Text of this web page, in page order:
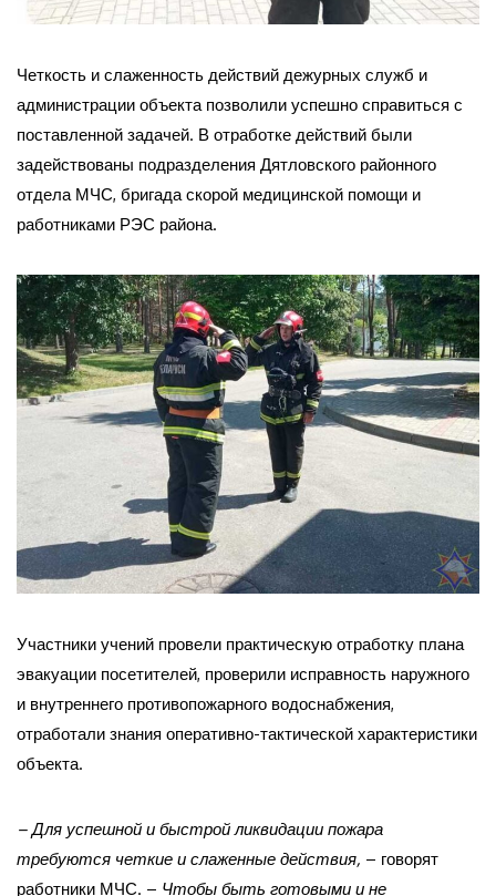
Четкость и слаженность действий дежурных служб и
администрации объекта позволили успешно справиться с
поставленной задачей. В отработке действий были
задействованы подразделения Дятловского районного
отдела МЧС, бригада скорой медицинской помощи и
работниками РЭС района.
Участники учений провели практическую отработку плана
эвакуации посетителей, проверили исправность наружного
и внутреннего противопожарного водоснабжения,
отработали знания оперативно-тактической характеристики
объекта.
– Для успешной и быстрой ликвидации пожара
требуются четкие и слаженные действия, – говорят
работники МЧС. – Чтобы быть готовыми и не